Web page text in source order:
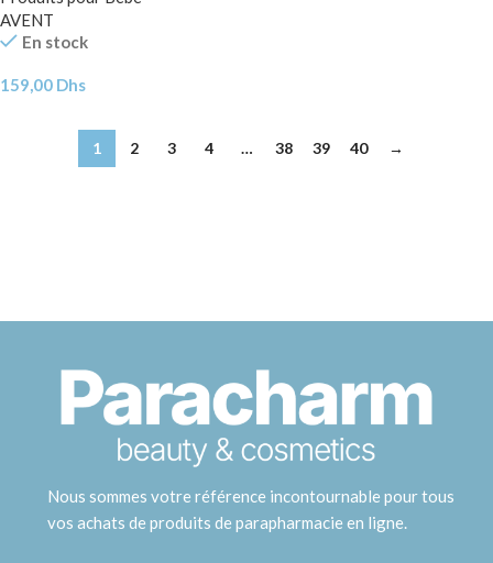
AVENT
En stock
159,00 Dhs
1 2 3 4 … 38 39 40 →
Nous sommes votre référence incontournable pour tous
vos achats de produits de parapharmacie en ligne.